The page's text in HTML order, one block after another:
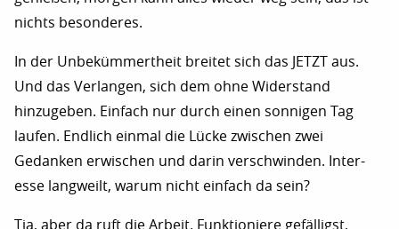
nichts besonderes.
In der Unbekümmertheit breitet sich das JETZT aus.
Und das Verlangen, sich dem ohne Widerstand
hinzugeben. Einfach nur durch einen sonnigen Tag
laufen. Endlich einmal die Lücke zwischen zwei
Gedanken erwischen und darin verschwinden. Inter-
esse langweilt, warum nicht einfach da sein?
Tja, aber da ruft die Arbeit. Funktioniere gefälligst,